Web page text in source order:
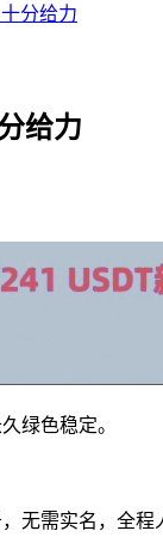
分给力
给力
绿色稳定。
无需实名，全